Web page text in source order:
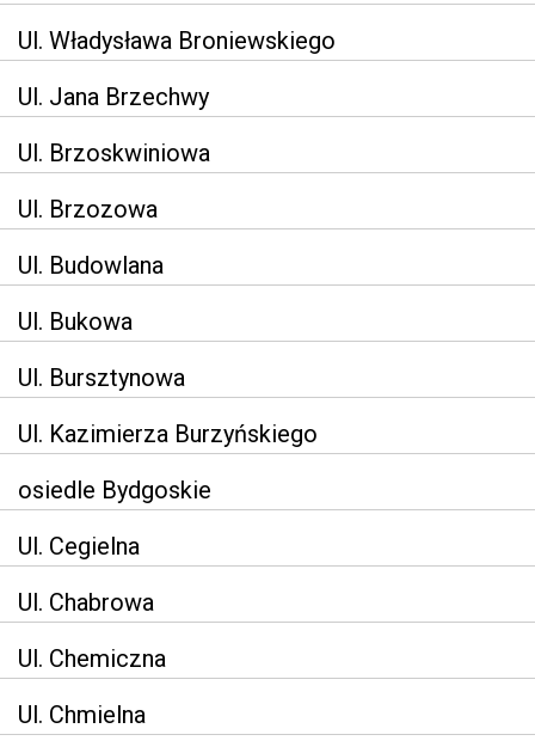
Ul. Władysława Broniewskiego
Ul. Jana Brzechwy
Ul. Brzoskwiniowa
Ul. Brzozowa
Ul. Budowlana
Ul. Bukowa
Ul. Bursztynowa
Ul. Kazimierza Burzyńskiego
osiedle Bydgoskie
Ul. Cegielna
Ul. Chabrowa
Ul. Chemiczna
Ul. Chmielna